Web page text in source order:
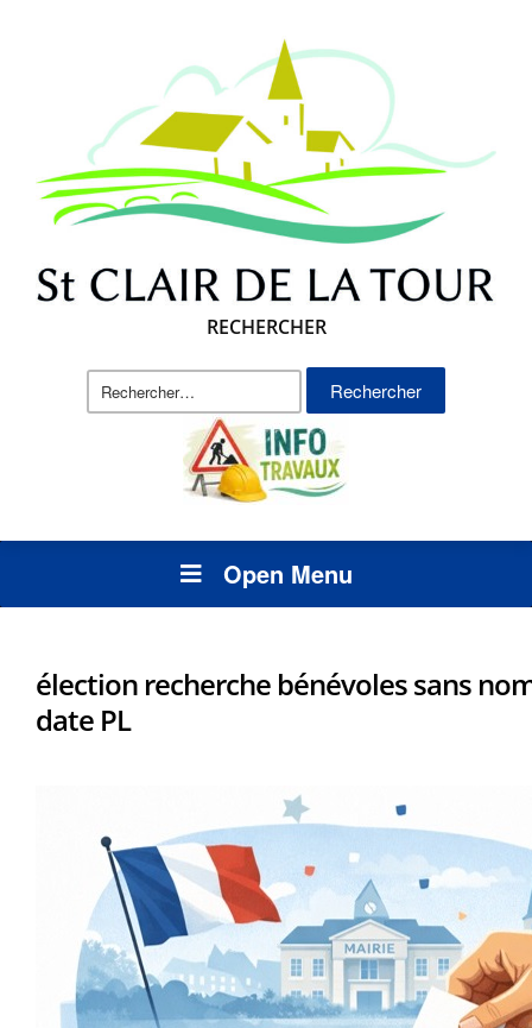
RECHERCHER
Rechercher :
Open Menu
élection recherche bénévoles sans
date PL